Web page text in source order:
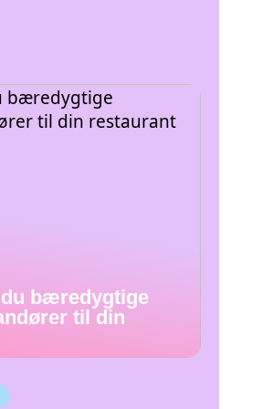
bæredygtige
til din